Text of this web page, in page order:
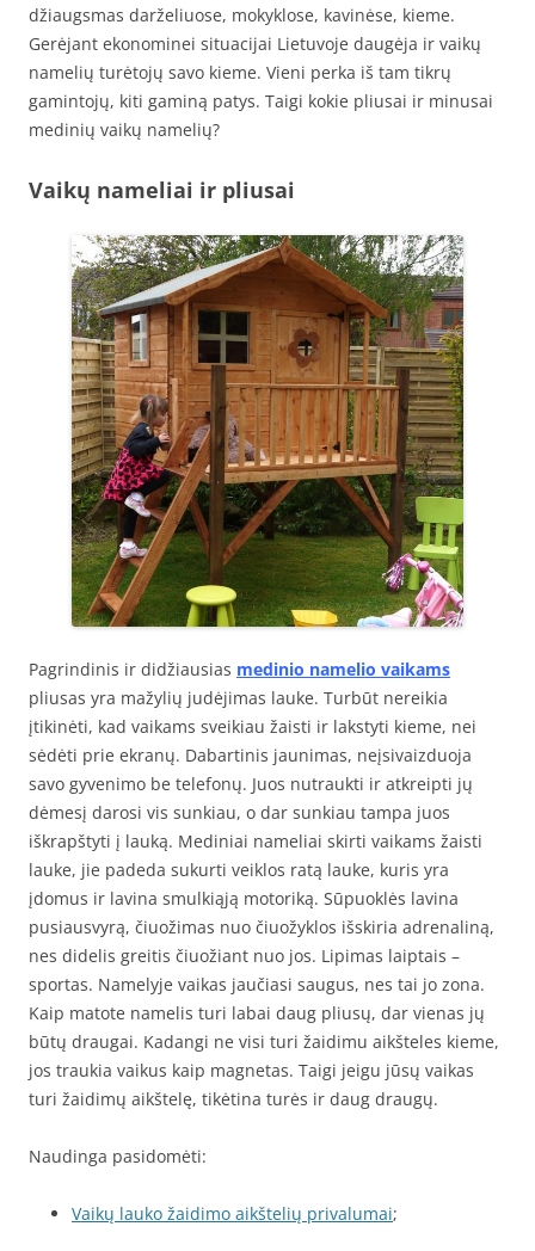
džiaugsmas darželiuose, mokyklose, kavinėse, kieme.
Gerėjant ekonominei situacijai Lietuvoje daugėja ir vaikų
namelių turėtojų savo kieme. Vieni perka iš tam tikrų
gamintojų, kiti gaminą patys. Taigi kokie pliusai ir minusai
medinių vaikų namelių?
Vaikų nameliai ir pliusai
Pagrindinis ir didžiausias medinio namelio vaikams
pliusas yra mažylių judėjimas lauke. Turbūt nereikia
įtikinėti, kad vaikams sveikiau žaisti ir lakstyti kieme, nei
sėdėti prie ekranų. Dabartinis jaunimas, neįsivaizduoja
savo gyvenimo be telefonų. Juos nutraukti ir atkreipti jų
dėmesį darosi vis sunkiau, o dar sunkiau tampa juos
iškrapštyti į lauką. Mediniai nameliai skirti vaikams žaisti
lauke, jie padeda sukurti veiklos ratą lauke, kuris yra
įdomus ir lavina smulkiąją motoriką. Sūpuoklės lavina
pusiausvyrą, čiuožimas nuo čiuožyklos išskiria adrenaliną,
nes didelis greitis čiuožiant nuo jos. Lipimas laiptais –
sportas. Namelyje vaikas jaučiasi saugus, nes tai jo zona.
Kaip matote namelis turi labai daug pliusų, dar vienas jų
būtų draugai. Kadangi ne visi turi žaidimu aikšteles kieme,
jos traukia vaikus kaip magnetas. Taigi jeigu jūsų vaikas
turi žaidimų aikštelę, tikėtina turės ir daug draugų.
Naudinga pasidomėti:
Vaikų lauko žaidimo aikštelių privalumai;